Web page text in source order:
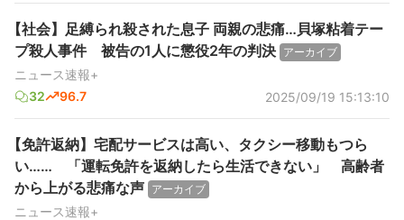
【社会】足縛られ殺された息子 両親の悲痛…貝塚粘着テー
プ殺人事件 被告の1人に懲役2年の判決 アーカイブ
ニュース速報+
32
96.7 2025/09/19 15:13:10
【免許返納】宅配サービスは高い、タクシー移動もつら
い…… 「運転免許を返納したら生活できない」 高齢者
から上がる悲痛な声 アーカイブ
ニュース速報+